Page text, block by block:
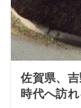
佐賀県、
時代へ訪